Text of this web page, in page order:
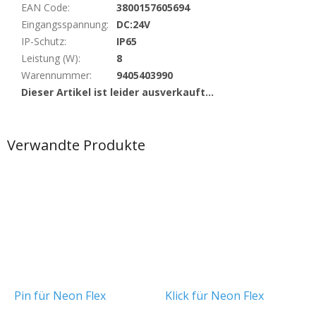
Verwandte Produkte
Pin für Neon Flex Klick für Neon Flex
EAN Code:
3800157605694
Eingangsspannung:
DC:24V
IP-Schutz:
IP65
Leistung (W):
8
Warennummer:
9405403990
Dieser Artikel ist leider ausverkauft…